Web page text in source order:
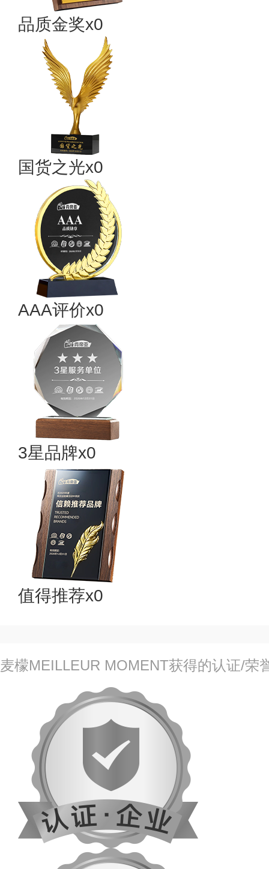
品质金奖x0
国货之光x0
AAA评价x0
3星品牌x0
值得推荐x0
麦檬MEILLEUR MOMENT获得的认证/荣